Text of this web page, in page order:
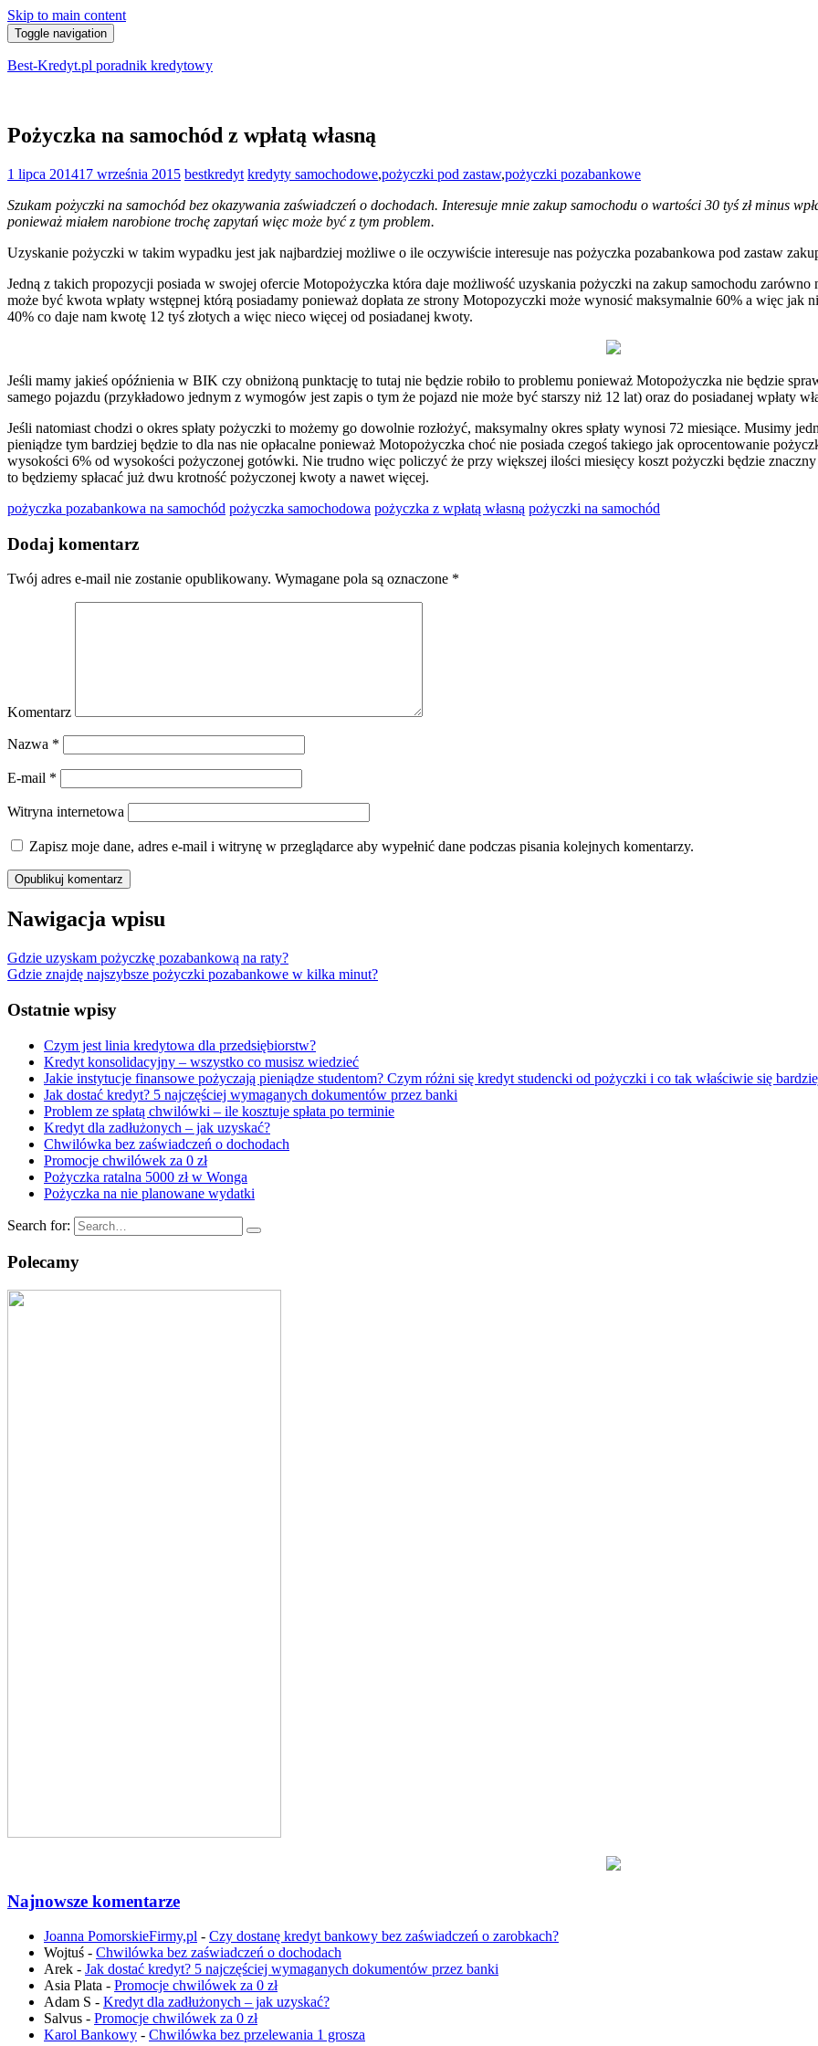
Skip to main content
Toggle navigation
Best-Kredyt.pl poradnik kredytowy
Pożyczka na samochód z wpłatą własną
1 lipca 201417 września 2015 bestkredyt kredyty samochodowe,pożyczki pod zastaw,pożyczki pozabankowe
Szukam pożyczki na samochód bez okazywania zaświadczeń o dochodach. Interesuje mnie zakup samochodu o wartości 30 tyś zł minus
ponieważ miałem narobione trochę zapytań więc może być z tym problem.
Uzyskanie pożyczki w takim wypadku jest jak najbardziej możliwe o ile oczywiście interesuje nas pożyczka pozabankowa pod zastaw
Jedną z takich propozycji posiada w swojej ofercie Motopożyczka która daje możliwość uzyskania pożyczki na zakup samochodu
może być kwota wpłaty wstępnej którą posiadamy ponieważ dopłata ze strony Motopozyczki może wynosić maksymalnie 60% a więc
40% co daje nam kwotę 12 tyś złotych a więc nieco więcej od posiadanej kwoty.
Jeśli mamy jakieś opóźnienia w BIK czy obniżoną punktację to tutaj nie będzie robiło to problemu ponieważ Motopożyczka nie będzie
samego pojazdu (przykładowo jednym z wymogów jest zapis o tym że pojazd nie może być starszy niż 12 lat) oraz do posiadanej wpłaty
Jeśli natomiast chodzi o okres spłaty pożyczki to możemy go dowolnie rozłożyć, maksymalny okres spłaty wynosi 72 miesiące. Musimy
pieniądze tym bardziej będzie to dla nas nie opłacalne ponieważ Motopożyczka choć nie posiada czegoś takiego jak oprocentowanie
wysokości 6% od wysokości pożyczonej gotówki. Nie trudno więc policzyć że przy większej ilości miesięcy koszt pożyczki będzie
to będziemy spłacać już dwu krotność pożyczonej kwoty a nawet więcej.
pożyczka pozabankowa na samochód pożyczka samochodowa pożyczka z wpłatą własną pożyczki na samochód
Dodaj komentarz
Twój adres e-mail nie zostanie opublikowany. Wymagane pola są oznaczone *
Komentarz
Nazwa *
E-mail *
Witryna internetowa
Zapisz moje dane, adres e-mail i witrynę w przeglądarce aby wypełnić dane podczas pisania kolejnych komentarzy.
Nawigacja wpisu
Gdzie uzyskam pożyczkę pozabankową na raty?
Gdzie znajdę najszybsze pożyczki pozabankowe w kilka minut?
Ostatnie wpisy
Czym jest linia kredytowa dla przedsiębiorstw?
Kredyt konsolidacyjny – wszystko co musisz wiedzieć
Jakie instytucje finansowe pożyczają pieniądze studentom? Czym różni się kredyt studencki od pożyczki i co tak właściwie się
Jak dostać kredyt? 5 najczęściej wymaganych dokumentów przez banki
Problem ze spłatą chwilówki – ile kosztuje spłata po terminie
Kredyt dla zadłużonych – jak uzyskać?
Chwilówka bez zaświadczeń o dochodach
Promocje chwilówek za 0 zł
Pożyczka ratalna 5000 zł w Wonga
Pożyczka na nie planowane wydatki
Search for:
Polecamy
Najnowsze komentarze
Joanna PomorskieFirmy,pl - Czy dostanę kredyt bankowy bez zaświadczeń o zarobkach?
Wojtuś - Chwilówka bez zaświadczeń o dochodach
Arek - Jak dostać kredyt? 5 najczęściej wymaganych dokumentów przez banki
Asia Plata - Promocje chwilówek za 0 zł
Adam S - Kredyt dla zadłużonych – jak uzyskać?
Salvus - Promocje chwilówek za 0 zł
Karol Bankowy - Chwilówka bez przelewania 1 grosza